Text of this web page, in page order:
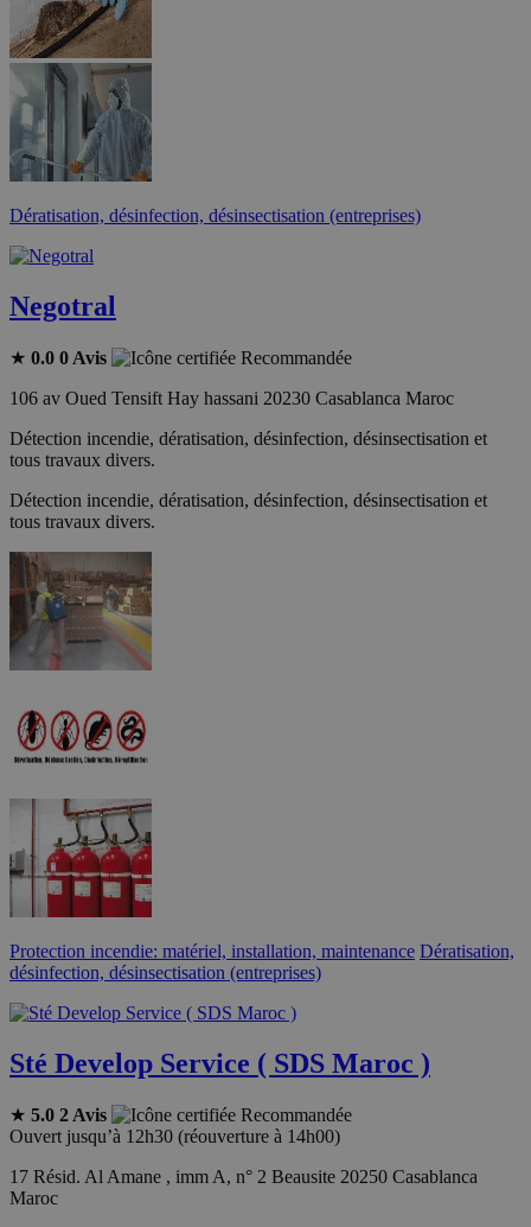
Dératisation, désinfection, désinsectisation (entreprises)
Negotral
★ 0.0 0 Avis
Recommandée
106 av Oued Tensift Hay hassani 20230 Casablanca Maroc
Détection incendie, dératisation, désinfection, désinsectisation et
tous travaux divers.
Détection incendie, dératisation, désinfection, désinsectisation et
tous travaux divers.
Protection incendie: matériel, installation, maintenance Dératisation,
désinfection, désinsectisation (entreprises)
Sté Develop Service ( SDS Maroc )
★ 5.0 2 Avis
Recommandée
Ouvert jusqu’à 12h30 (réouverture à 14h00)
17 Résid. Al Amane , imm A, n° 2 Beausite 20250 Casablanca
Maroc